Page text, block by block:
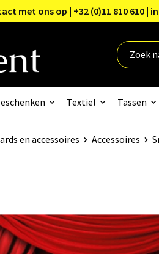
met ons op | +32 (0)11 810 610 |
Textiel Tassen
en accessoires Accessoires